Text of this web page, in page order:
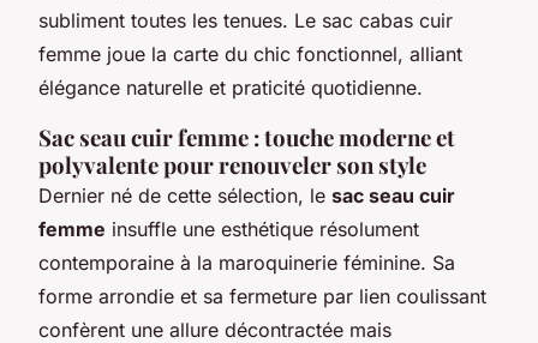
subliment toutes les tenues. Le sac cabas cuir
femme joue la carte du chic fonctionnel, alliant
élégance naturelle et praticité quotidienne.
Sac seau cuir femme : touche moderne et
polyvalente pour renouveler son style
Dernier né de cette sélection, le sac seau cuir
femme insuffle une esthétique résolument
contemporaine à la maroquinerie féminine. Sa
forme arrondie et sa fermeture par lien coulissant
confèrent une allure décontractée mais